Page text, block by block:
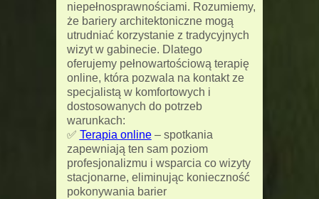
niepełnosprawnościami. Rozumiemy,
że bariery architektoniczne mogą
utrudniać korzystanie z tradycyjnych
wizyt w gabinecie. Dlatego
oferujemy pełnowartościową terapię
online, która pozwala na kontakt ze
specjalistą w komfortowych i
dostosowanych do potrzeb
warunkach:
✅ Terapia online– spotkania
zapewniają ten sam poziom
profesjonalizmu i wsparcia co wizyty
stacjonarne, eliminując konieczność
pokonywania barier